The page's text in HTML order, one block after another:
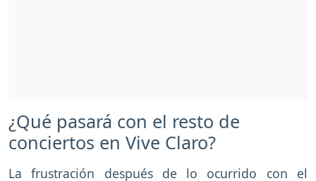
¿Qué pasará con el resto de
conciertos en Vive Claro?
La frustración después de lo ocurrido con el